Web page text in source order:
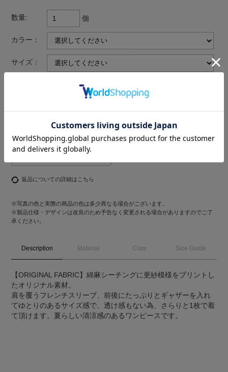
カラー：
サイズ：
数量: 個
返品についての詳細はこちら
※写真の色と実際の商品の色は多少異なる場合がございます。
※製品仕様・デザインは改良のため予告なく変更される場合がありますのでご了
承ください。
Description Material Care Size Guide
【ORIGINAL FABRIC】綿麻シーチングに更紗模様をプリントし
たオリジナル素材。
肩を覆うフレンチスリーブ、前後にたっぷりとギャザーを入れ
てゆとりのあるサイズ感で、透け感もない為、さらりと1枚で着
て頂けます。夏らしい清涼感のあるワンピースです。